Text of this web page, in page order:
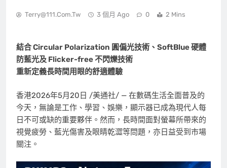
Terry@111.com.tw 3 個月 Ago 0 2 Mins
結合Circular Polarization 圓偏光技術、 SoftBlue硬體
防藍光及 Flicker-free不閃爍技術
重新定義長時間用眼的舒適體驗
香港2026年5月20日 /美通社/ — 在數碼生活全面普及的
今天，無論是工作、學習、娛樂，顯示器已成為現代人每
日不可或缺的重要夥伴。然而，長時間面對螢幕所帶來的
視覺疲勞、藍光傷害及眼睛乾澀等問題，亦日益受到市場
關注。